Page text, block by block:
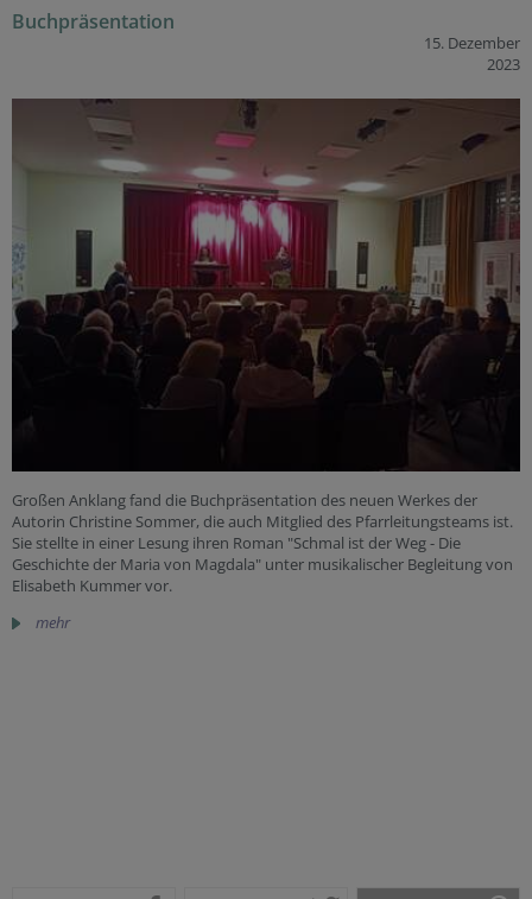
Buchpräsentation
15. Dezember
2023
Großen Anklang fand die Buchpräsentation des neuen Werkes der
Autorin Christine Sommer, die auch Mitglied des Pfarrleitungsteams ist.
Sie stellte in einer Lesung ihren Roman "Schmal ist der Weg - Die
Geschichte der Maria von Magdala" unter musikalischer Begleitung von
Elisabeth Kummer vor.
mehr